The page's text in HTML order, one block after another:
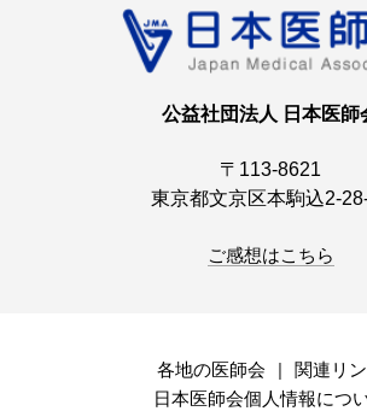
公益社団法人 日本医師
〒113-8621
東京都文京区本駒込2-
ご感想はこちら
各地の医師会
関連リ
日本医師会個人情報につ